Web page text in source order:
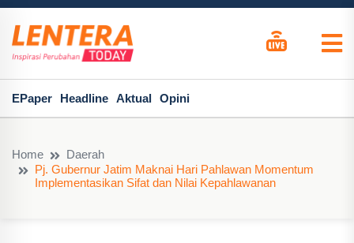
EPaper Headline Aktual Opini
Home
Daerah
Pj. Gubernur Jatim Maknai Hari Pahlawan Momentum
Implementasikan Sifat dan Nilai Kepahlawanan